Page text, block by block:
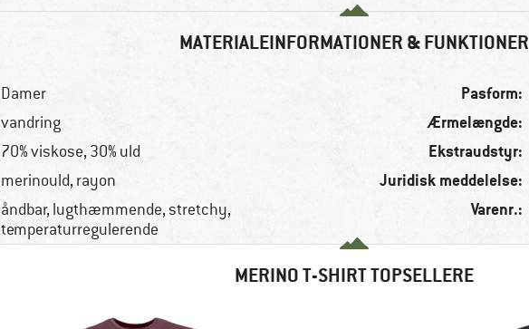
MATERIALEINFORMATIONER & FUNKTIONER
Damer
vandring
70% viskose, 30% uld
merinould, rayon
åndbar, lugthæmmende, stretchy,
temperaturregulerende
Pasform:
Ærmelængde:
Ekstraudstyr:
Juridisk meddelelse:
Varenr.:
MERINO T-SHIRT TOPSELLERE